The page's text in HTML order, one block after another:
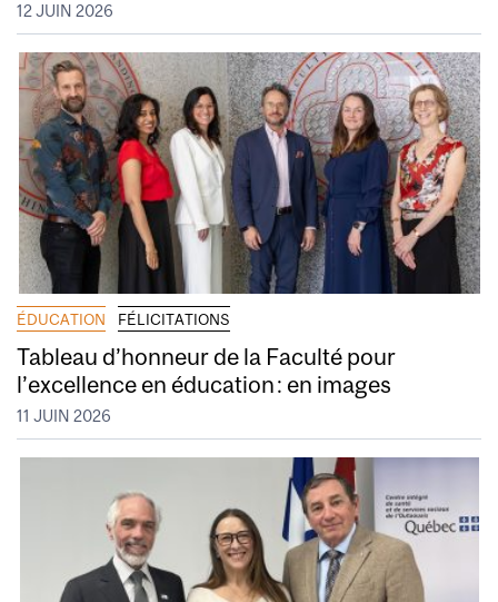
12 JUIN 2026
ÉDUCATION FÉLICITATIONS
Tableau d’honneur de la Faculté pour
l’excellence en éducation : en images
11 JUIN 2026